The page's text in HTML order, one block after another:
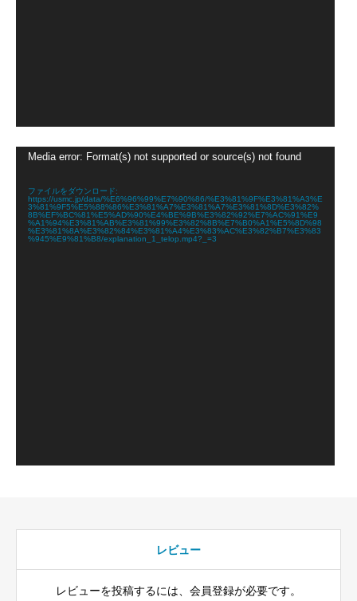
Media error: Format(s) not supported or source(s) not found
ファイルをダウンロード:
https://usmc.jp/data/%E6%96%99%E7%90%86/%E3%81%9F%E3%81%A3%E
3%81%9F5%E5%88%86%E3%81%A7%E3%81%A7%E3%81%8D%E3%82%
8B%EF%BC%81%E5%AD%90%E4%BE%9B%E3%82%92%E7%AC%91%E9
%A1%94%E3%81%AB%E3%81%99%E3%82%8B%E7%B0%A1%E5%8D%98
%E3%81%8A%E3%82%84%E3%81%A4%E3%83%AC%E3%82%B7%E3%83
%945%E9%81%B8/explanation_1_telop.mp4?_=3
レビュー
レビューを投稿するには、会員登録が必要です。